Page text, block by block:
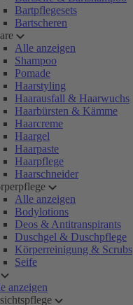
Bartpflegesets
Bartscheren
Alle anzeigen
Shampoo
Pomade
Haarstyling
Haarausfall & Haarwuchs
Haarbürsten & Kämme
Haarcreme
Haargel
Haarpaste
Haarpflege
Haarschneider
Alle anzeigen
Bodylotions
Deos & Antitranspirants
Duschgel & Duschpflege
Körperreinigung & Scrubs
Seife
anzeigen